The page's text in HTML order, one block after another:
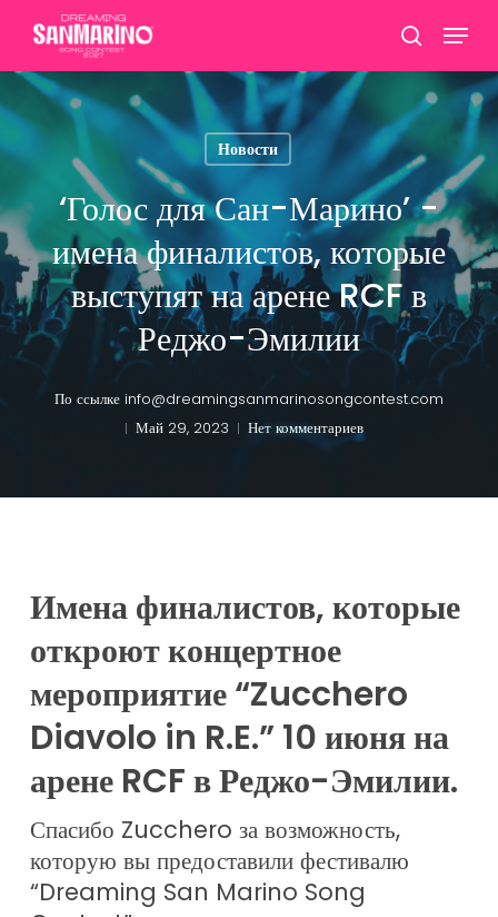
основному
содержанию
поиск
Меню
Новости
‘Голос для Сан-Марино’ -
имена финалистов, которые
выступят на арене RCF в
Реджо-Эмилии
По ссылке info@dreamingsanmarinosongcontest.com
Май 29, 2023
Нет комментариев
Имена финалистов, которые
откроют концертное
мероприятие “Zucchero
Diavolo in R.E.” 10 июня на
арене RCF в Реджо-Эмилии.
Спасибо Zucchero за возможность,
которую вы предоставили фестивалю
“Dreaming San Marino Song
меню